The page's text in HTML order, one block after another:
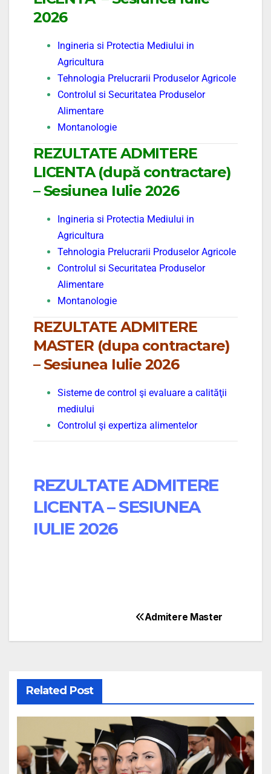
2026
Ingineria si Protectia Mediului in
Agricultura
Tehnologia Prelucrarii Produselor Agricole
Controlul si Securitatea Produselor
Alimentare
Montanologie
REZULTATE ADMITERE
LICENTA (după contractare)
– Sesiunea Iulie 2026
Ingineria si Protectia Mediului in
Agricultura
Tehnologia Prelucrarii Produselor Agricole
Controlul si Securitatea Produselor
Alimentare
Montanologie
REZULTATE ADMITERE
MASTER (dupa contractare)
– Sesiunea Iulie 2026
Sisteme de control şi evaluare a calităţii
mediului
Controlul şi expertiza alimentelor
REZULTATE ADMITERE
LICENTA – SESIUNEA
IULIE 2026
Admitere Master
Related Post